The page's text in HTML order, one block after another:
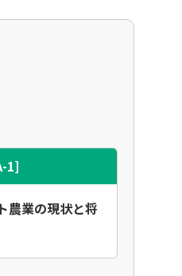
1]
農業の現状と将